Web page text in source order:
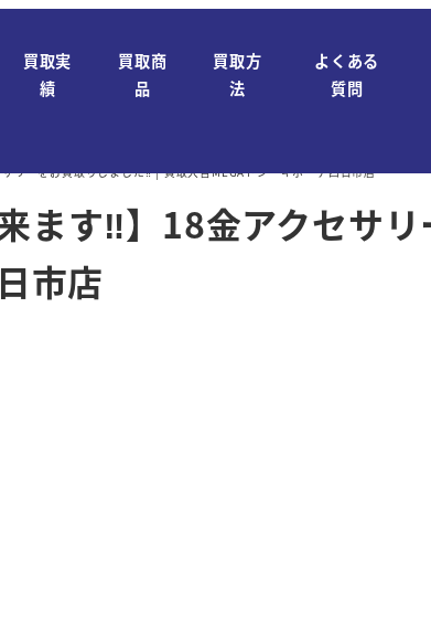
買取実
績
買取商
品
買取方
法
よくある
質問
リーをお買取りしました‼ | 買取大吉MEGAドン・キホーテ四日市店
ます‼】18金アクセサ
市店